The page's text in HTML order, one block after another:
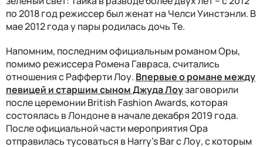
по 2018 год режиссер был женат на Челси Уинстэнли. В
мае 2012 года у пары родилась дочь Те.
Напомним, последним официальным романом Оры,
помимо режиссера Ромена Гавраса,считались
отношения с Рафферти Лоу. Впервые о романе между
певицей и старшим сыном Джуда Лоузаговорили
после церемонии British Fashion Awards, которая
состоялась в Лондоне в начале декабря 2019 года.
После официальной части мероприятия Ора
отправилась тусоваться в Harry's Bar с Лоу, с которым